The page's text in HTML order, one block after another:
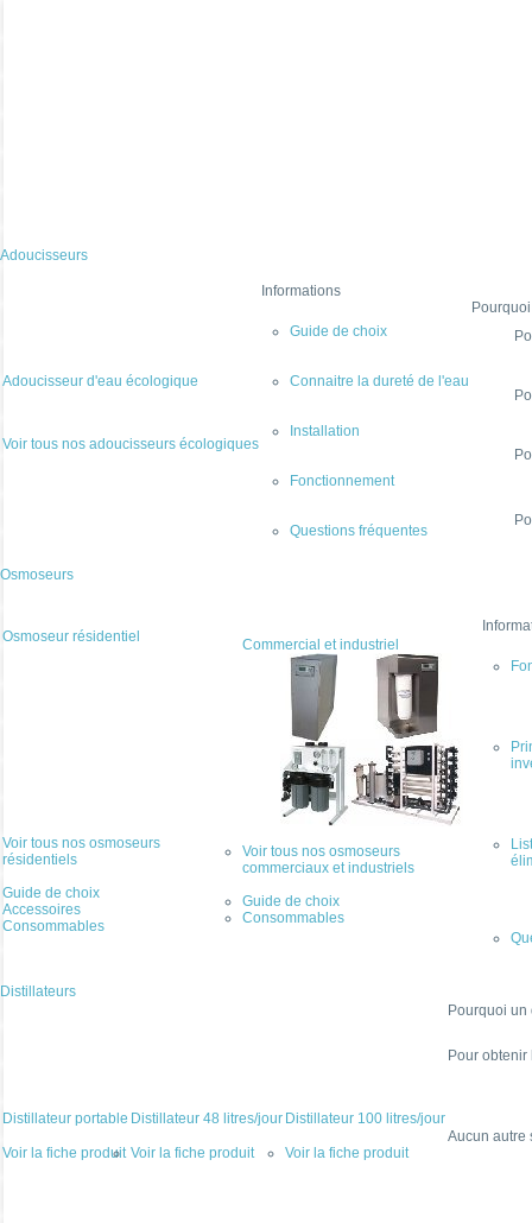
Adoucisseurs
Adoucisseur d'eau écologique
Voir tous nos adoucisseurs écologiques
Informations
Guide de choix
Connaitre la dureté de l'eau
Installation
Fonctionnement
Questions fréquentes
Osmoseurs
Osmoseur résidentiel
Voir tous nos osmoseurs
résidentiels
Guide de choix
Accessoires
Consommables
Commercial et industriel
Voir tous nos osmoseurs
commerciaux et industriels
Guide de choix
Consommables
Distillateurs
Distillateur portable
Voir la fiche produit
Distillateur 48 litres/jour
Voir la fiche produit
Distillateur 100 litres/jour
Voir la fiche produit
Pourquoi
Pour
Aucun autre